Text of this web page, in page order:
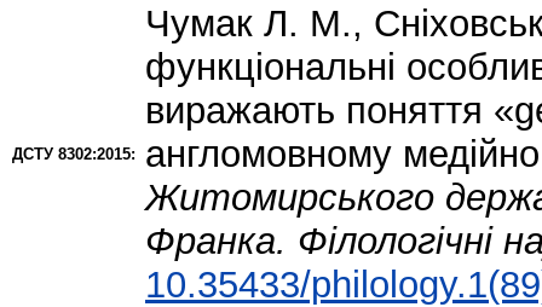
ДСТУ 8302:2015:
Чумак Л. М.,
функціональні
виражають поняття
англомовному
Житомирського
Франка. Філологічні
10.35433/